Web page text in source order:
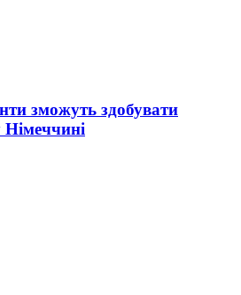
зможуть здобувати
Німеччині